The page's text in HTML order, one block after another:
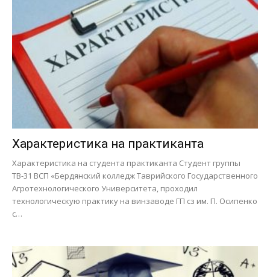
Характеристика на практиканта
Характеристика на студента практиканта Студент группы
ТВ-31 ВСП «Бердянский колледж Таврийского Государственного
Агротехнологического Университета, проходил
технологическую практику на винзаводе ГП сз им. П. Осипенко
с…